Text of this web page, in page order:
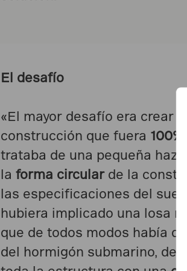
El desafío
«El mayor desafío era crear
construcción que fuera 100%
trataba de una pequeña
la forma circularde la
las especificaciones del
hubiera implicado una losa
que de todos modos había
del hormigón submarino,